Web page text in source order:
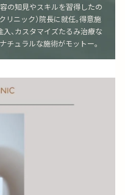
の知見やスキルを習得したの
リニック）院長に就任。得意施
、カスタマイズたるみ治療な
チュラルな施術がモットー。